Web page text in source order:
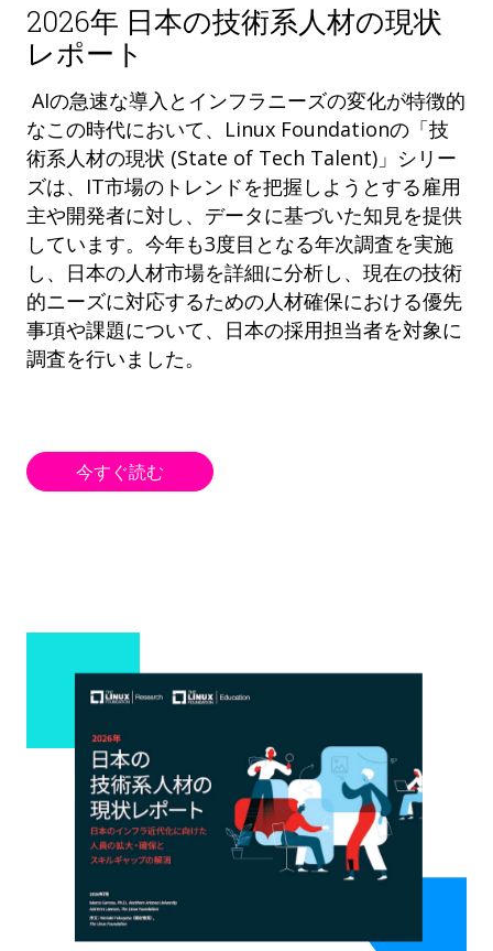
2026年 日本の技術系人材の現状
レポート
AIの急速な導入とインフラニーズの変化が特徴的
なこの時代において、Linux Foundationの「技
術系人材の現状 (State of Tech Talent)」シリー
ズは、IT市場のトレンドを把握しようとする雇用
主や開発者に対し、データに基づいた知見を提供
しています。今年も3度目となる年次調査を実施
し、日本の人材市場を詳細に分析し、現在の技術
的ニーズに対応するための人材確保における優先
事項や課題について、日本の採用担当者を対象に
調査を行いました。
今すぐ読む